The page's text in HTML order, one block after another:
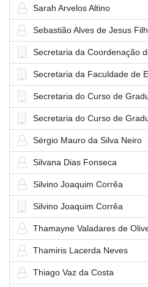
Sarah Arvelos Altino
Sebastião Alves de Jesus
Secretaria da Coordenação
Secretaria da Faculdade de
Secretaria do Curso de
Secretaria do Curso de
Sérgio Mauro da Silva Neiro
Silvana Dias Fonseca
Silvino Joaquim Corrêa
Silvino Joaquim Corrêa
Thamayne Valadares de
Thamiris Lacerda Neves
Thiago Vaz da Costa